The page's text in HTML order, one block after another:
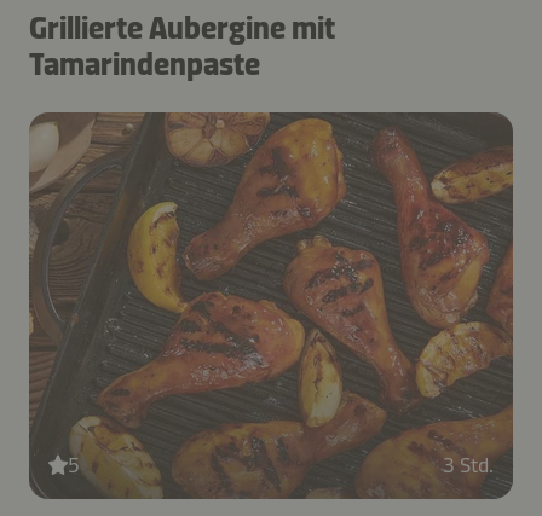
Grillierte Aubergine mit
Tamarindenpaste
5 3 Std.